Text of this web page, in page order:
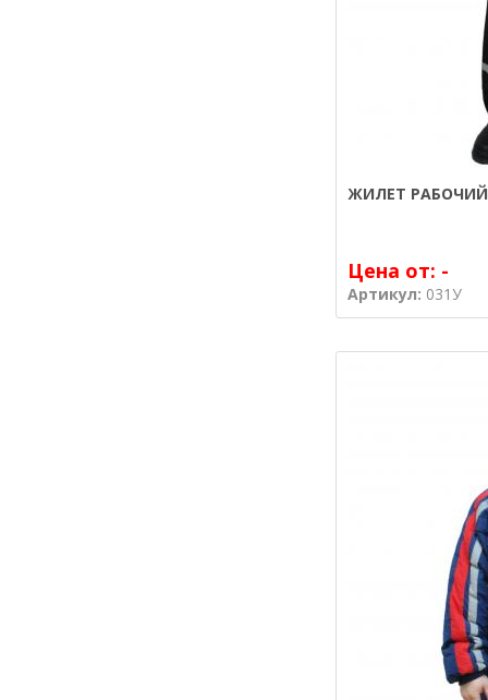
ЖИЛЕТ РАБОЧИЙ
Цена от: -
Артикул: 031У